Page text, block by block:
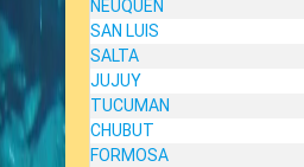
NEUQUEN
SAN LUIS
SALTA
JUJUY
TUCUMAN
CHUBUT
FORMOSA